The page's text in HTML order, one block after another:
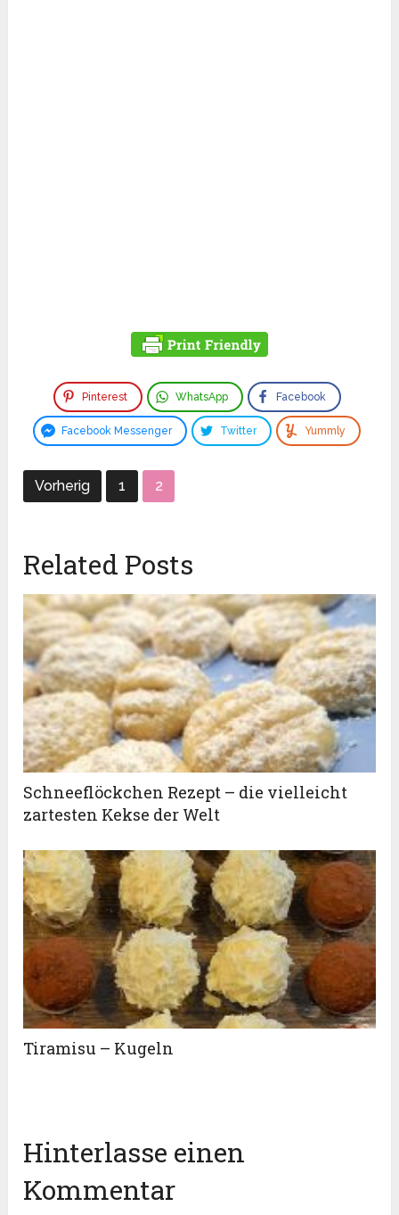
Pinterest WhatsApp Facebook
Facebook Messenger Twitter Yummly
Vorherig 1 2
Related Posts
Schneeflöckchen Rezept – die vielleicht
zartesten Kekse der Welt
Tiramisu – Kugeln
Hinterlasse einen
Kommentar